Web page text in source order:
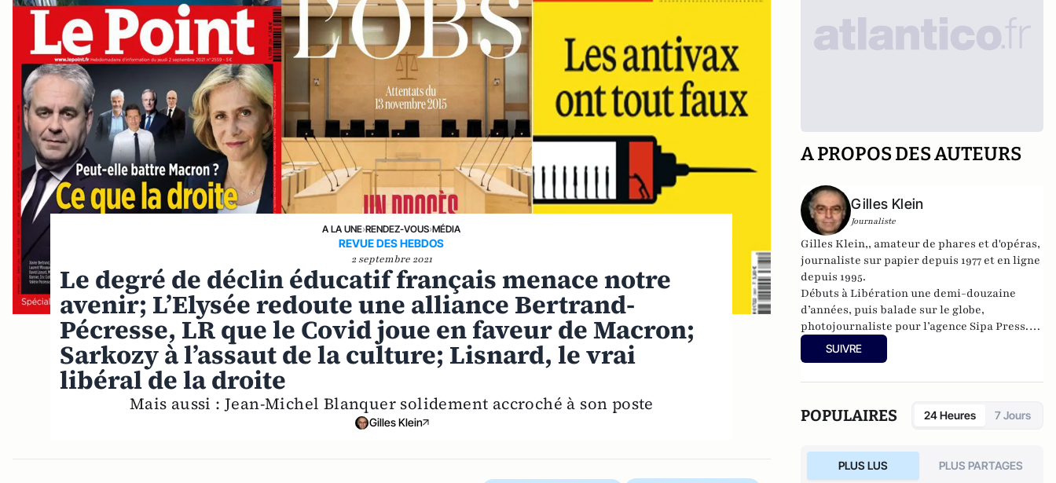
A LA UNE›RENDEZ-VOUS›MÉDIA
REVUE DES HEBDOS
2 septembre 2021
Le degré de déclin éducatif français menace notre
avenir; L’Elysée redoute une alliance Bertrand-
Pécresse, LR que le Covid joue en faveur de Macron;
Sarkozy à l’assaut de la culture; Lisnard, le vrai
libéral de la droite
Mais aussi : Jean-Michel Blanquer solidement accroché à son poste
Gilles Klein
A PROPOS DES AUTEURS
Gilles Klein
Journaliste
Gilles Klein,, amateur de phares et d'opéras,
journaliste sur papier depuis 1977 et en ligne
depuis 1995.
Débuts à Libération une demi-douzaine
d’années, puis balade sur le globe,
photojournaliste pour l’agence Sipa Press.
Ensuite, responsable de la rubrique
Multimedia de ELLE, avant d’écrire sur les
avec Le Phare à partir de 2005 sur le site du
Monde qui a fermé sa plateforme de blogs.
depuis 2007.
SUIVRE
POPULAIRES 24 Heures 7 Jours
PLUS LUS PLUS PARTAGES